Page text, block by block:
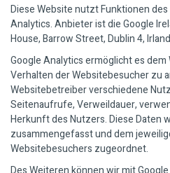
Diese Website nutzt Funktionen
Analytics. Anbieter ist die Google
House, Barrow Street, Dublin 4,
Google Analytics ermöglicht es
Verhalten der Websitebesucher zu
Websitebetreiber verschiedene
Seitenaufrufe, Verweildauer,
Herkunft des Nutzers. Diese Daten
zusammengefasst und dem
Websitebesuchers zugeordnet.